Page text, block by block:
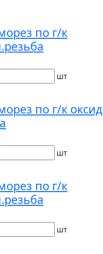
по г/к
шт
по г/к оксид
шт
по г/к
шт